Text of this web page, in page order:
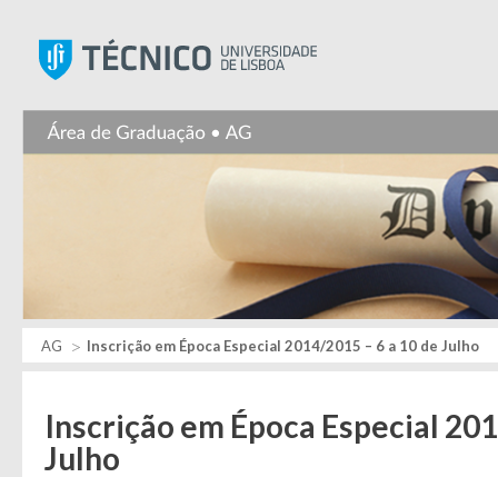
AG Inscrição em Época Especial 2014/2015 – 6 a 10 de Julho
Inscrição em Época Especial
Julho